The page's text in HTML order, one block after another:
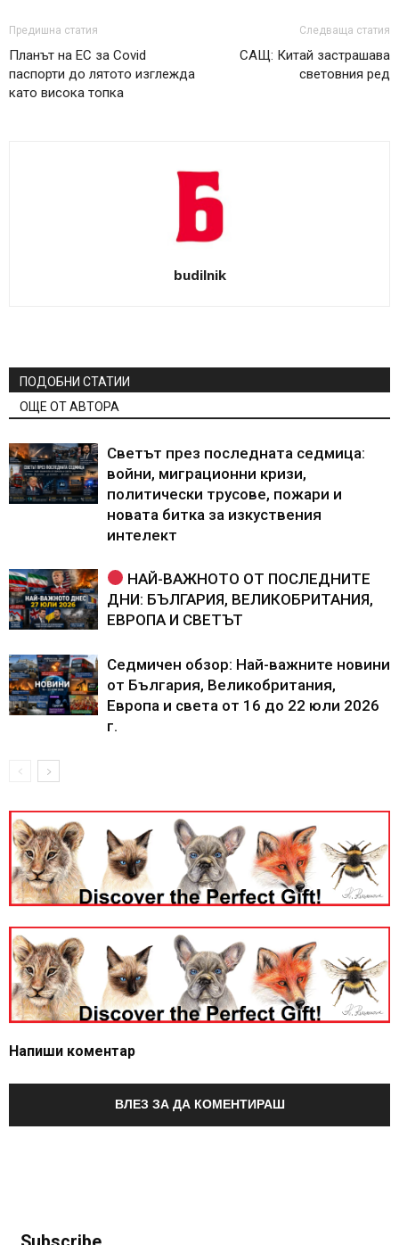
Предишна статия
Планът на ЕС за Covid
паспорти до лятото изглежда
като висока топка
Следваща статия
САЩ: Китай застрашава
световния ред
budilnik
ПОДОБНИ СТАТИИ
ОЩЕ ОТ АВТОРА
Светът през последната седмица:
войни, миграционни кризи,
политически трусове, пожари и
новата битка за изкуствения
интелект
НАЙ-ВАЖНОТО ОТ ПОСЛЕДНИТЕ
ДНИ: БЪЛГАРИЯ, ВЕЛИКОБРИТАНИЯ,
ЕВРОПА И СВЕТЪТ
Седмичен обзор: Най-важните новини
от България, Великобритания,
Европа и света от 16 до 22 юли 2026
г.
Напиши коментар
ВЛЕЗ ЗА ДА КОМЕНТИРАШ